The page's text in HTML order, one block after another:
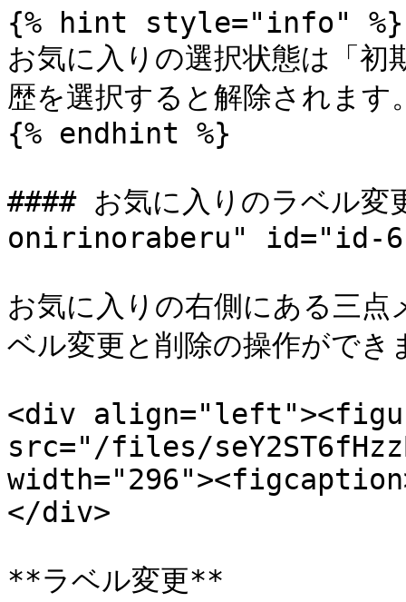
{% hint style="info" %}
お気に入りの選択状態は「
歴を選択すると解除されます
{% endhint %}
#### お気に入りのラベル
onirinoraberu" id="id-
お気に入りの右側にある三
ベル変更と削除の操作ができ
<div
src="/files/
</div>
**ラベル変更**